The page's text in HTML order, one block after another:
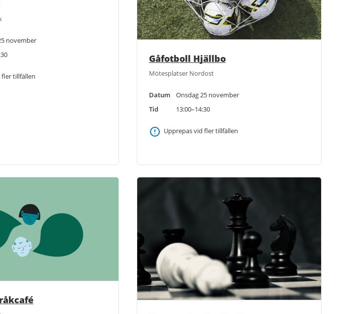
november
fler tillfällen
Gåfotboll Hjällbo
Mötesplatser Nordost
Datum
Onsdag 25 november
Tid
13:00–14:30
Upprepas vid fler tillfällen